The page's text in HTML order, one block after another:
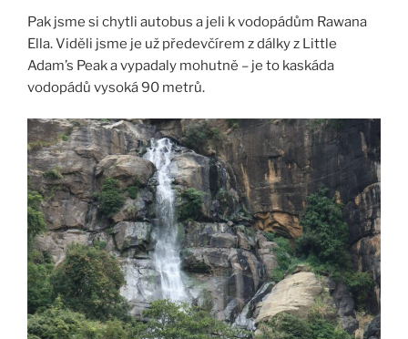
Pak jsme si chytli autobus a jeli k vodopádům Rawana
Ella. Viděli jsme je už předevčírem z dálky z Little
Adam’s Peak a vypadaly mohutně – je to kaskáda
vodopádů vysoká 90 metrů.